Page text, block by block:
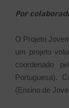
Por
O Projeto
um projeto
coordenado
Portuguesa).
(Ensino de